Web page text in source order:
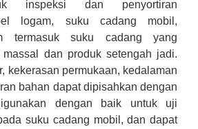
inspeksi dan penyortiran
logam, suku cadang mobil ,
termasuk suku cadang yang
dan produk setengah jadi.
kekerasan permukaan, kedalaman
bahan dapat dipisahkan dengan
dengan baik untuk uji
suku cadang mobil, dan dapat